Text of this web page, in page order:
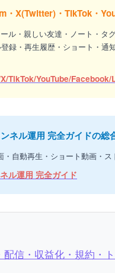
X(Twitter)・TikTok・
ル・親しい友達・ノート・
録・再生履歴・ショート・
TikTok/YouTube/Facebook/
ネル運用 完全ガイドの総
・自動再生・ショート動画・
ル運用 完全ガイド
信・収益化・規約・